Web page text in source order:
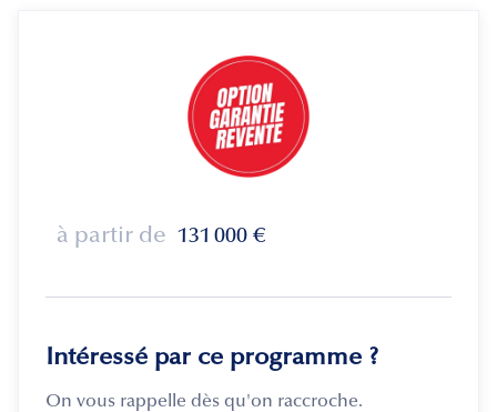
à partir de 131 000 €
Intéressé par ce programme ?
On vous rappelle dès qu'on raccroche.